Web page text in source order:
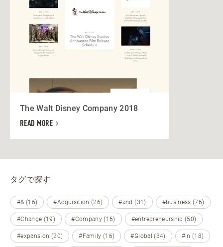
The Walt Disney Company 2018
READ MORE
タグで探す
#& (16) #Acquisition (26) #and (31) #business (76)
#Change (19) #Company (16) #entrepreneurship (50)
#expansion (20) #Family (16) #Global (34) #in (18)